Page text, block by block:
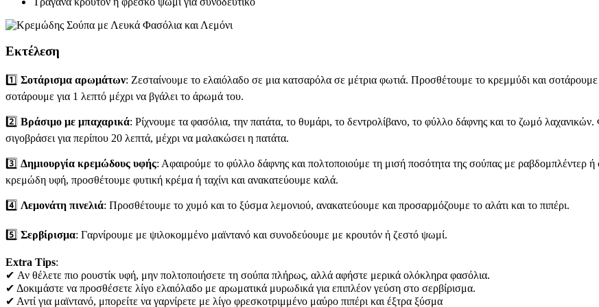
Εκτέλεση
1️⃣ Σοτάρισμα αρωμάτων: Ζεσταίνουμε το ελαιόλαδο σε μια κατσαρόλα σε μέτρια φωτιά. Προσθέτουμε το κρεμμύδι και
σοτάρουμε για 1 λεπτό μέχρι να βγάλει το άρωμά του.
2️⃣ Βράσιμο με μπαχαρικά: Ρίχνουμε τα φασόλια, την πατάτα, το θυμάρι, το δεντρολίβανο, το φύλλο δάφνης και το ζωμό
σιγοβράσει για περίπου 20 λεπτά, μέχρι να μαλακώσει η πατάτα.
3️⃣ Δημιουργία κρεμώδους υφής: Αφαιρούμε το φύλλο δάφνης και πολτοποιούμε τη μισή ποσότητα της σούπας με ραβδομπλέντερ
κρεμώδη υφή, προσθέτουμε φυτική κρέμα ή ταχίνι και ανακατεύουμε καλά.
4️⃣ Λεμονάτη πινελιά: Προσθέτουμε το χυμό και το ξύσμα λεμονιού, ανακατεύουμε και προσαρμόζουμε το αλάτι και το πιπέρι.
5️⃣ Σερβίρισμα: Γαρνίρουμε με ψιλοκομμένο μαϊντανό και συνοδεύουμε με κρουτόν ή ζεστό ψωμί.
Extra Tips:
✔ Αν θέλετε πιο ρουστίκ υφή, μην πολτοποιήσετε τη σούπα πλήρως, αλλά αφήστε μερικά ολόκληρα φασόλια.
✔ Δοκιμάστε να προσθέσετε λίγο ελαιόλαδο με αρωματικά μυρωδικά για επιπλέον γεύση στο σερβίρισμα.
✔ Αντί για μαϊντανό, μπορείτε να γαρνίρετε με λίγο φρεσκοτριμμένο μαύρο πιπέρι και έξτρα ξύσμα